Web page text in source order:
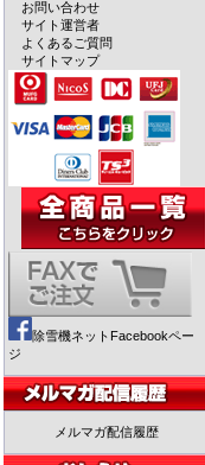
お問い合わせ
サイト運営者
よくあるご質問
サイトマップ
除雪機ネットFacebookペー
ジ
メルマガ配信履歴